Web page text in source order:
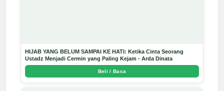
HIJAB YANG BELUM SAMPAI KE HATI: Ketika Cinta Seorang
Ustadz Menjadi Cermin yang Paling Kejam - Arda Dinata
Beli / Baca